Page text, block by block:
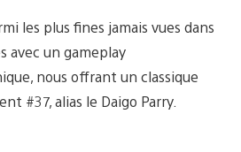
les plus fines jamais vues dans
avec un gameplay
nous offrant un classique
#37, alias le Daigo Parry.